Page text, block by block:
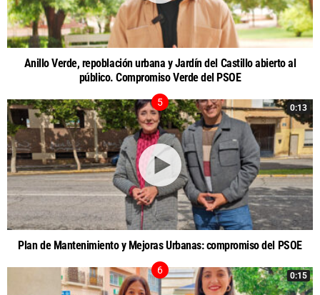
Anillo Verde, repoblación urbana y Jardín del Castillo abierto al
público. Compromiso Verde del PSOE
0:13
Plan de Mantenimiento y Mejoras Urbanas: compromiso del PSOE
0:15